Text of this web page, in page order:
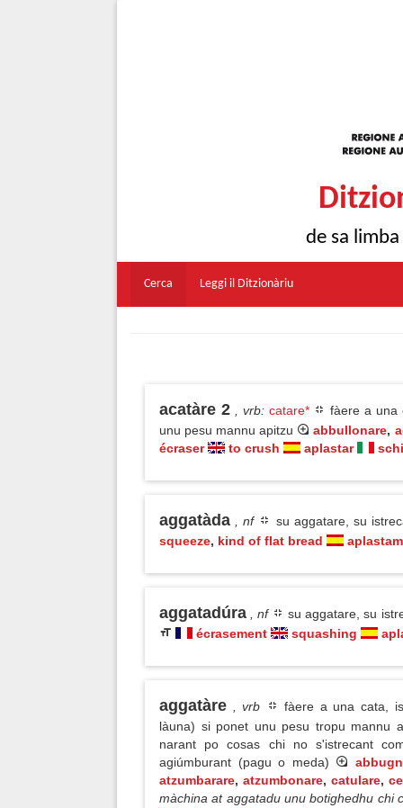
de sa
Cerca Leggi il Ditzionàriu
acatàre 2 , vrb: catare*
fàere a una
unu pesu mannu apitzu
abbullonare,
écraser
to crush aplastar
aggatàda , nf
su aggatare, su
squeeze, kind of flat bread
aggatadúra , nf
su aggatare, su
écrasement
squashing
aggatàre , vrb
fàere a una cata,
làuna) si ponet unu pesu tropu mannu
narant po cosas chi no s'istrecant
agiúmburant (pagu o meda)
atzumbarare, atzumbonare, catulare,
màchina at aggatadu unu botighedhu chi